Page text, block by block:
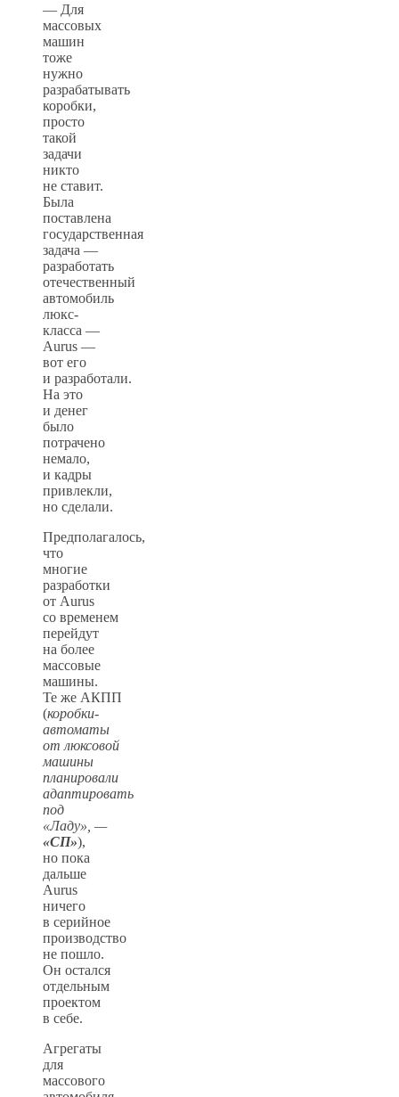
— Для
массовых
машин
тоже
нужно
разрабатывать
коробки,
просто
такой
задачи
никто
не ставит.
Была
поставлена
государственная
задача —
разработать
отечественный
автомобиль
люкс-
класса —
Aurus —
вот его
и разработали.
На это
и денег
было
потрачено
немало,
и кадры
привлекли,
но сделали.
Предполагалось,
что
многие
разработки
от Aurus
со временем
перейдут
на более
массовые
машины.
Те же АКПП
(коробки-
автоматы
от люксовой
машины
планировали
адаптировать
под
«Ладу», —
«СП»),
но пока
дальше
Aurus
ничего
в серийное
производство
не пошло.
Он остался
отдельным
проектом
в себе.
Агрегаты
для
массового